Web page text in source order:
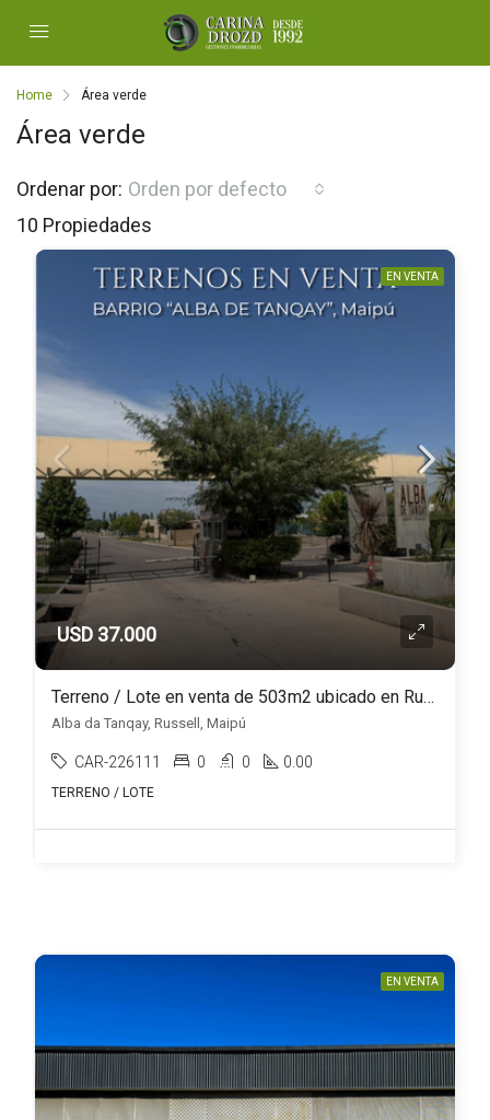
Home Área verde
Área verde
10 Propiedades
Ordenar por: Orden por defecto
EN VENTA
USD 37.000
Terreno / Lote en venta de 503m2 ubicado en Russell
Alba da Tanqay, Russell, Maipú
CAR-226111 0 0 0.00
TERRENO / LOTE
EN VENTA